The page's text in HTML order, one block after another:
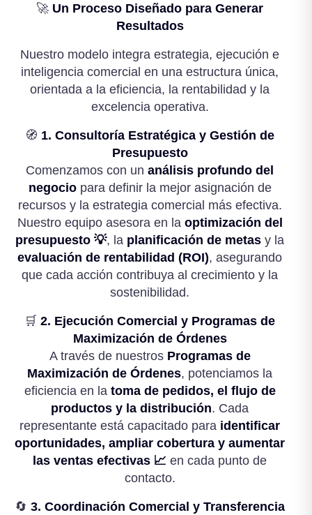
🚀 Un Proceso Diseñado para Generar
Resultados
Nuestro modelo integra estrategia, ejecución e
inteligencia comercial en una estructura única,
orientada a la eficiencia, la rentabilidad y la
excelencia operativa.
🧭 1. Consultoría Estratégica y Gestión de
Presupuesto
Comenzamos con un análisis profundo del
negociopara definir la mejor asignación de
recursos y la estrategia comercial más efectiva.
Nuestro equipo asesora en la optimización del
presupuesto 💡, la planificación de metas y la
evaluación de rentabilidad (ROI), asegurando
que cada acción contribuya al crecimiento y la
sostenibilidad.
🛒 2. Ejecución Comercial y Programas de
Maximización de Órdenes
A través de nuestros Programas de
Maximización de Órdenes, potenciamos la
eficiencia en la toma de pedidos, el flujo de
productos y la distribución. Cada
representante está capacitado para identificar
oportunidades, ampliar cobertura y aumentar
las ventas efectivas 📈 en cada punto de
contacto.
🔄 3. Coordinación Comercial y Transferencia